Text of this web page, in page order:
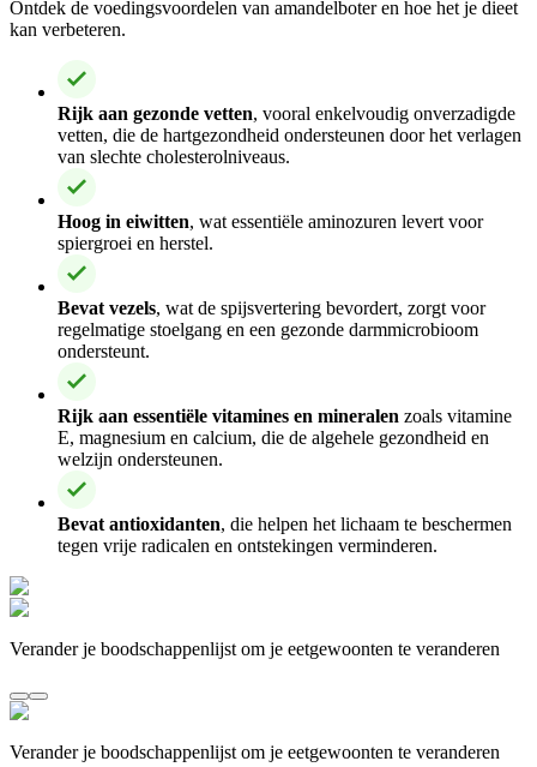
Ontdek de voedingsvoordelen van amandelboter en hoe het je dieet
kan verbeteren.
Rijk aan gezonde vetten, vooral enkelvoudig onverzadigde
vetten, die de hartgezondheid ondersteunen door het verlagen
van slechte cholesterolniveaus.
Hoog in eiwitten, wat essentiële aminozuren levert voor
spiergroei en herstel.
Bevat vezels, wat de spijsvertering bevordert, zorgt voor
regelmatige stoelgang en een gezonde darmmicrobioom
ondersteunt.
Rijk aan essentiële vitamines en mineralen zoals vitamine
E, magnesium en calcium, die de algehele gezondheid en
welzijn ondersteunen.
Bevat antioxidanten, die helpen het lichaam te beschermen
tegen vrije radicalen en ontstekingen verminderen.
Verander je boodschappenlijst om je eetgewoonten te veranderen
Verander je boodschappenlijst om je eetgewoonten te veranderen